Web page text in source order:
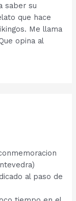
saber su
que hace
Me llama
opina al
al paso de